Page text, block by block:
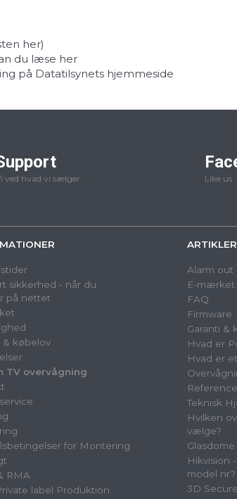
her)
du læse her
på Datatilsynets hjemmeside
ved hvad vi sælger Like us
sikkerhed - når du
på nettet
& købelov
TV overvågning
for Montering
RMA
label Produktion
ARTIKLER
Alarm out
E-mærket
FAQ
Firmware
Garanti &
Hvad er
Hvad er
Teknisk
Hvilken
vælge?
Hikvision
model nr?
3D Secure